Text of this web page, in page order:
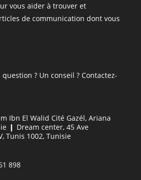
vous aider à trouver et
de communication dont vous
? Un conseil ? Contactez-
Ibn El Walid Cité Gazél, Ariana
❙ Dream center, 45 Ave
Tunis 1002, Tunisie
898